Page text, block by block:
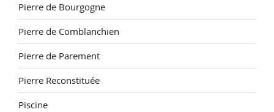
Pierre de Bourgogne
Pierre de Comblanchien
Pierre de Parement
Pierre Reconstituée
Piscine